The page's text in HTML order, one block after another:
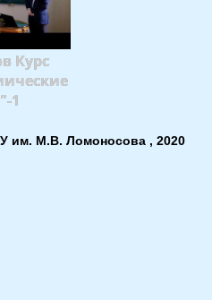
Курс
1
им. М.В. Ломоносова , 2020